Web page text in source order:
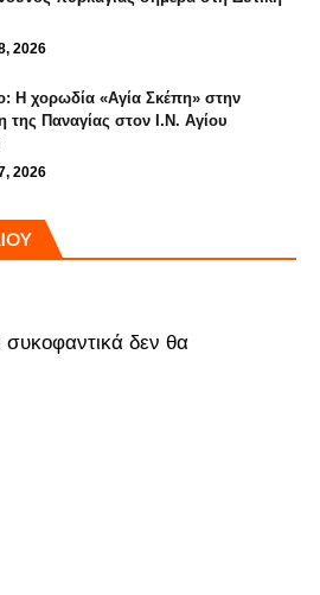
2026
Η χορωδία «Αγία Σκέπη» στην
της Παναγίας στον Ι.Ν. Αγίου
2026
συκοφαντικά δεν θα